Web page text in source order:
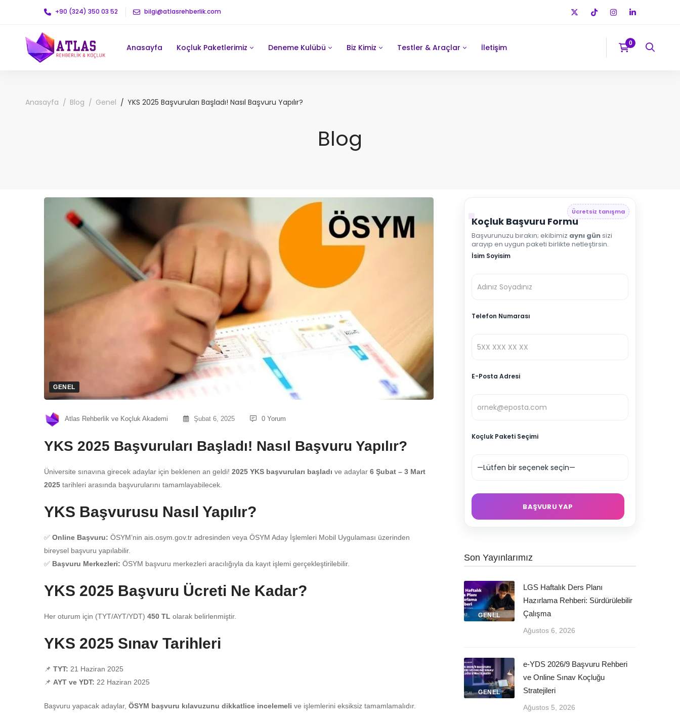
+90 (324) 350 03 52 bilgi@atlasrehberlik.com
Anasayfa Koçluk Paketlerimiz Deneme Kulübü Biz Kimiz Testler & Araçlar İletişim
Anasayfa Blog Genel YKS 2025 Başvuruları Başladı! Nasıl Başvuru Yapılır?
Blog
GENEL
Atlas Rehberlik ve Koçluk Akademi Şubat 6, 2025 0 Yorum
YKS 2025 Başvuruları Başladı! Nasıl Başvuru Yapılır?
Üniversite sınavına girecek adaylar için beklenen an geldi! 2025 YKS başvuruları başladı ve adaylar 6 Şubat – 3 Mart
2025 tarihleri arasında başvurularını tamamlayabilecek.
YKS Başvurusu Nasıl Yapılır?
✅ Online Başvuru: ÖSYM’nin ais.osym.gov.tr adresinden veya ÖSYM Aday İşlemleri Mobil Uygulaması üzerinden
bireysel başvuru yapılabilir.
✅ Başvuru Merkezleri: ÖSYM başvuru merkezleri aracılığıyla da kayıt işlemi gerçekleştirilebilir.
YKS 2025 Başvuru Ücreti Ne Kadar?
Her oturum için (TYT/AYT/YDT) 450 TL olarak belirlenmiştir.
YKS 2025 Sınav Tarihleri
📌 TYT: 21 Haziran 2025
📌 AYT ve YDT: 22 Haziran 2025
Başvuru yapacak adaylar, ÖSYM başvuru kılavuzunu dikkatlice incelemeli ve işlemlerini eksiksiz tamamlamalıdır.
Ücretsiz tanışma
Koçluk Başvuru Formu
Başvurunuzu bırakın; ekibimiz aynı gün sizi
arayıp en uygun paketi birlikte netleştirsin.
İsim Soyisim
Telefon Numarası
E-Posta Adresi
Koçluk Paketi Seçimi
Son Yayınlarımız
GENEL
LGS Haftalık Ders Planı
Hazırlama Rehberi: Sürdürülebilir
Çalışma
Ağustos 6, 2026
GENEL
e-YDS 2026/9 Başvuru Rehberi
ve Online Sınav Koçluğu
Stratejileri
Ağustos 5, 2026